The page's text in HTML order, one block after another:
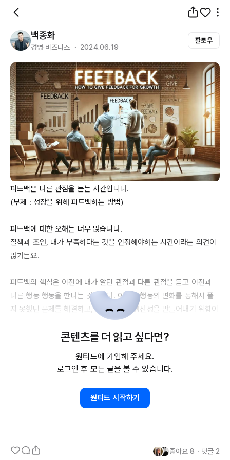
백종화
경영·비즈니스 ・ 2024.06.19
팔로우
피드백은 다른 관점을 듣는 시간입니다.
(부제 : 성장을 위해 피드백하는 방법)
피드백에 대한 오해는 너무 많습니다.
질책과 조언, 내가 부족하다는 것을 인정해야하는 시간이라는 의견이
많거든요.
피드백의 핵심은 이전에 내가 알던 관점과 다른 관점을 듣고 이전과
다른 행동 행동을 한다는 것입니다. 이유는 행동의 변화를 통해서 풀
지 못했던 문제를 해결하고, 이전과 다른 생산성을 만들어내기 위함이
가장 중요한 건 메타인지 즉 내가 어떤 방식으로 일을 하고 있는지 어
떤 관점을 가지고 있는지를 먼저 이해하는 것입니다
그리고 이전과 다른 관점으로 나를 바라보는 것이죠.
콘텐츠를 더 읽고 싶다면?
원티드에 가입해 주세요.
로그인 후 모든 글을 볼 수 있습니다.
원티드 시작하기
좋아요 8 ・ 댓글 2